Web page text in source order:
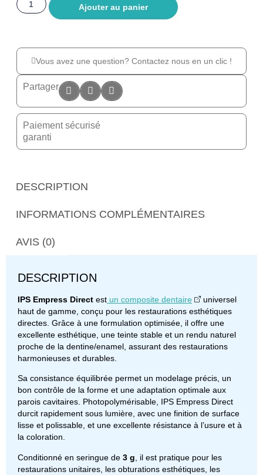
Ajouter au panier
Vous avez une question? Contactez nous en un clic !
Partager
Paiement sécurisé
garanti
DESCRIPTION
INFORMATIONS COMPLÉMENTAIRES
AVIS (0)
DESCRIPTION
IPS Empress Direct est un composite dentaire
universel
haut de gamme, conçu pour les restaurations esthétiques
directes. Grâce à une formulation optimisée, il offre une
excellente esthétique, une teinte stable et un rendu naturel
proche de la dentine/enamel, assurant des restaurations
harmonieuses et durables.
Sa consistance équilibrée permet un modelage précis, un
bon contrôle de la forme et une adaptation optimale aux
parois cavitaires. Photopolymérisable, IPS Empress Direct
durcit rapidement sous lumière, avec une finition de surface
lisse et polissable, et une excellente résistance à l’usure et à
la coloration.
Conditionné en seringue de 3 g , il est pratique pour les
restaurations unitaires, les obturations esthétiques, les